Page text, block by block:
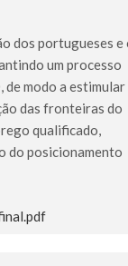
dos portugueses e
um processo
modo a estimular
das fronteiras do
qualificado,
do posicionamento